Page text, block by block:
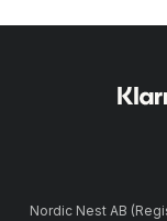
Nordic Nest AB